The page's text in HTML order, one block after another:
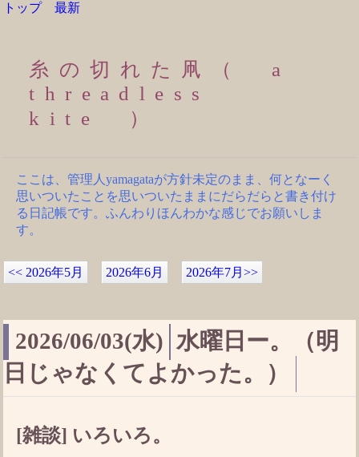
トップ 最新
糸の切れた凧（ a
threadless
kite ）
ここは、管理人yamagataが方針未定のまま、何となーく
思いついたことを思いついたままにだらだらと書き付け
る日記帳です。ふんわりほんわかな感じでお願いしま
す。
<<2026年5月 2026年6月 2026年7月>>
2026/06/03(水) 水曜日ー。（明
日じゃなくてよかった。）
[雑談] いろいろ。